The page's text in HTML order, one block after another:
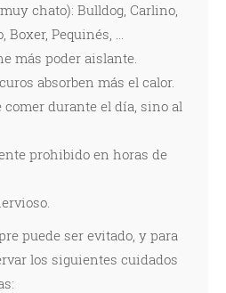
chato): Bulldog, Carlino,
Boxer, Pequinés, ...
más poder aislante.
absorben más el calor.
comer durante el día, sino al
prohibido en horas de
puede ser evitado, y para
los siguientes cuidados